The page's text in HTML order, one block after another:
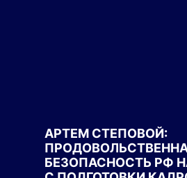
АРТЕМ СТЕПОВОЙ:
БЕЗОПАСНОСТЬ РФ